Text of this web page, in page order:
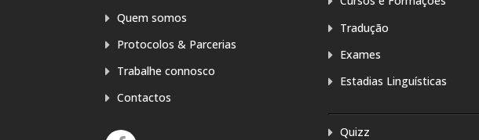
Quem somos
Protocolos & Parcerias
Trabalhe connosco
Contactos
Tradução
Exames
Estadias Linguísticas
Quizz